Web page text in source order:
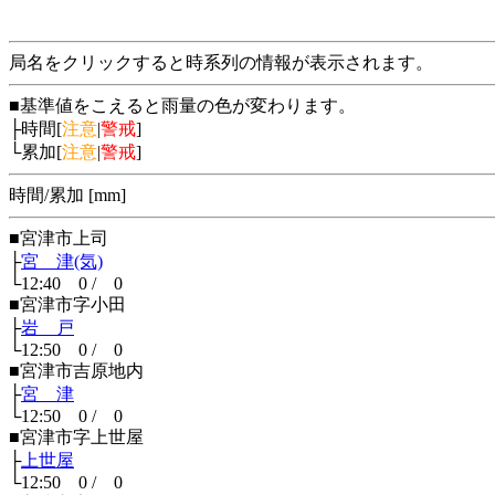
局名をクリックすると時系列の情報が表示されます。
■基準値をこえると雨量の色が変わります。
├時間[注意|警戒]
└累加[注意|警戒]
時間/累加 [mm]
■宮津市上司
├宮 津(気)
└12:40 0 / 0
■宮津市字小田
├岩 戸
└12:50 0 / 0
■宮津市吉原地内
├宮 津
└12:50 0 / 0
■宮津市字上世屋
├上世屋
└12:50 0 / 0